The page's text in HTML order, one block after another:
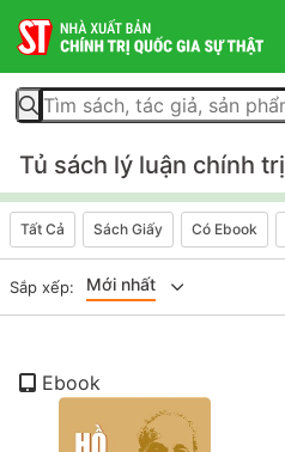
Tủ sách lý luận chính trị
Tất Cả Sách Giấy Có Ebook
Sắp xếp: Mới nhất
Giá thấp đần
Năm xuất bản
Ebook